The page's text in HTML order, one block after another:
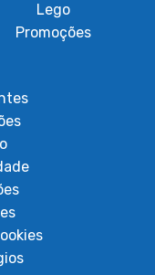
Lego
Promoções